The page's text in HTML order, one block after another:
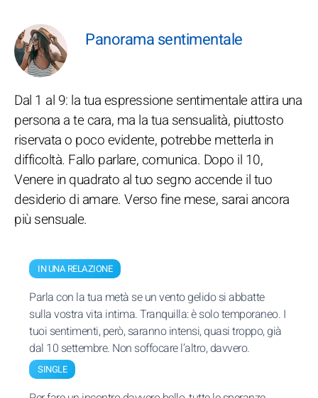
Panorama sentimentale
Dal 1 al 9: la tua espressione sentimentale attira una
persona a te cara, ma la tua sensualità, piuttosto
riservata o poco evidente, potrebbe metterla in
difficoltà. Fallo parlare, comunica. Dopo il 10,
Venere in quadrato al tuo segno accende il tuo
desiderio di amare. Verso fine mese, sarai ancora
più sensuale.
IN UNA RELAZIONE
Parla con la tua metà se un vento gelido si abbatte
sulla vostra vita intima. Tranquilla: è solo temporaneo. I
tuoi sentimenti, però, saranno intensi, quasi troppo, già
dal 10 settembre. Non soffocare l’altro, davvero.
SINGLE